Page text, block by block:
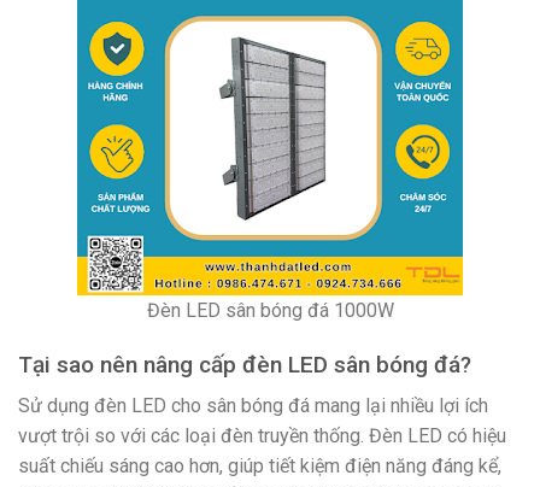
Đèn LED sân bóng đá 1000W
Tại sao nên nâng cấp đèn LED sân bóng đá?
Sử dụng đèn LED cho sân bóng đá mang lại nhiều lợi ích
vượt trội so với các loại đèn truyền thống. Đèn LED có hiệu
suất chiếu sáng cao hơn, giúp tiết kiệm điện năng đáng kể,